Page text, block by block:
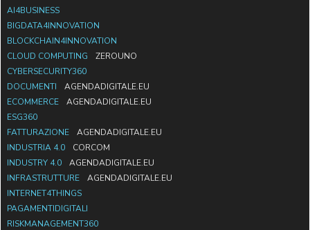
AI4BUSINESS
BIGDATA4INNOVATION
BLOCKCHAIN4INNOVATION
CLOUD COMPUTING
ZEROUNO
CYBERSECURITY360
DOCUMENTI
AGENDADIGITALE.EU
ECOMMERCE
AGENDADIGITALE.EU
ESG360
FATTURAZIONE
AGENDADIGITALE.EU
INDUSTRIA 4.0
CORCOM
INDUSTRY 4.0
AGENDADIGITALE.EU
INFRASTRUTTURE
AGENDADIGITALE.EU
INTERNET4THINGS
PAGAMENTIDIGITALI
RISKMANAGEMENT360